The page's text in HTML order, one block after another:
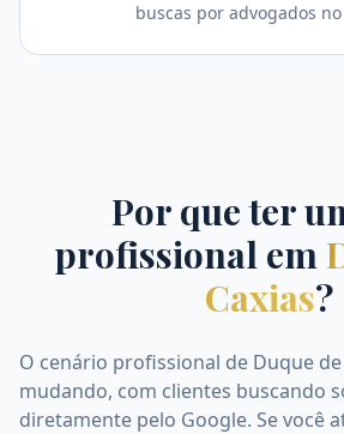
buscas por advogados
Por que ter
profissional em
Caxias?
O cenário profissional de Duque de
mudando, com clientes buscando
diretamente pelo Google. Se você